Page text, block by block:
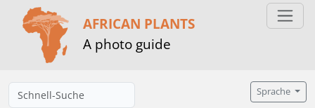
AFRICAN PLANTS
A photo guide
Sprache